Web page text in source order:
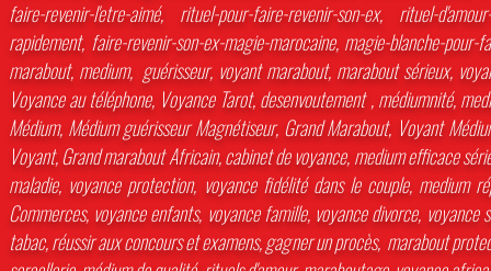
faire-revenir-l'etre-aimé, rituel-pour-faire-revenir-son-ex, rituel-
rapidement, faire-revenir-son-ex-magie-marocaine, magie-blanche-
marabout, medium, guérisseur, voyant marabout, marabout sérieux,
Voyance au téléphone, Voyance Tarot, desenvoutement , médiumnité,
Médium, Médium guérisseur Magnétiseur, Grand Marabout, Voyant
Voyant, Grand marabout Africain, cabinet de voyance, medium efficace
maladie, voyance protection, voyance fidélité dans le couple, medium
Commerces, voyance enfants, voyance famille, voyance divorce,
tabac, réussir aux concours et examens, gagner un procès, marabout